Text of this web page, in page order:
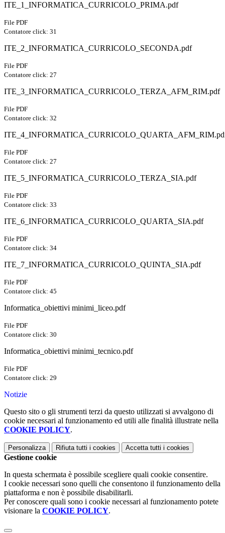
ITE_1_INFORMATICA_CURRICOLO_PRIMA.pdf
File PDF
Contatore click: 31
ITE_2_INFORMATICA_CURRICOLO_SECONDA.pdf
File PDF
Contatore click: 27
ITE_3_INFORMATICA_CURRICOLO_TERZA_AFM_RIM.pdf
File PDF
Contatore click: 32
File PDF
Contatore click: 27
ITE_5_INFORMATICA_CURRICOLO_TERZA_SIA.pdf
File PDF
Contatore click: 33
ITE_6_INFORMATICA_CURRICOLO_QUARTA_SIA.pdf
File PDF
Contatore click: 34
ITE_7_INFORMATICA_CURRICOLO_QUINTA_SIA.pdf
File PDF
Contatore click: 45
Informatica_obiettivi minimi_liceo.pdf
File PDF
Contatore click: 30
Informatica_obiettivi minimi_tecnico.pdf
File PDF
Contatore click: 29
Notizie
Questo sito o gli strumenti terzi da questo utilizzati si avvalgono di
cookie necessari al funzionamento ed utili alle finalità illustrate nella
COOKIE POLICY.
Personalizza Rifiuta tutti i cookies Accetta tutti i cookies
Gestione cookie
In questa schermata è possibile scegliere quali cookie consentire.
I cookie necessari sono quelli che consentono il funzionamento della
piattaforma e non è possibile disabilitarli.
Per conoscere quali sono i cookie necessari al funzionamento potete
visionare la COOKIE POLICY.